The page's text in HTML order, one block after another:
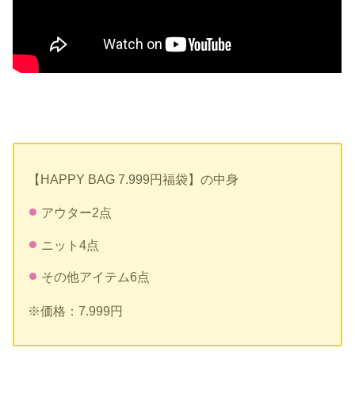
【HAPPY BAG 7.999円福袋】の中身
アウター2点
ニット4点
その他アイテム6点
※価格：7.999円